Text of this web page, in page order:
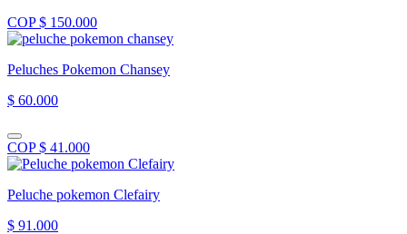
COP $ 150.000
Peluches Pokemon Chansey
$ 60.000
COP $ 41.000
Peluche pokemon Clefairy
$ 91.000